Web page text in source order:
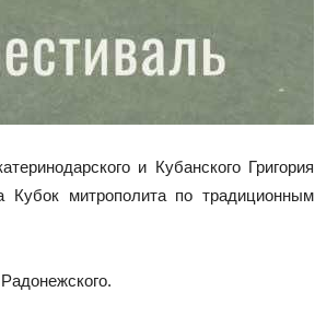
и Кубанского Григория
Кубок митрополита по традиционным